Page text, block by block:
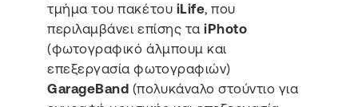
τμήμα του πακέτου iLife, που
περιλαμβάνει επίσης ταiPhoto
(φωτογραφικό άλμπουμ και
επεξεργασία φωτογραφιών)
GarageBand (πολυκάναλο στούντιο για